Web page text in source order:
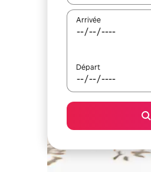
Arrivée
Départ